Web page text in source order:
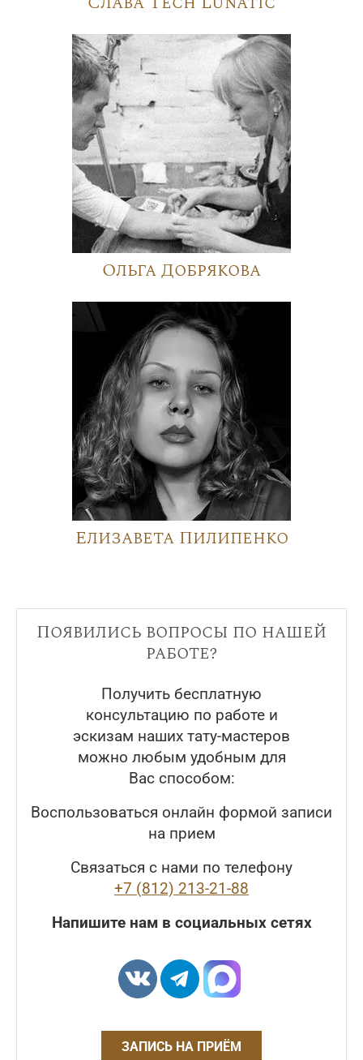
Ольга Добрякова
Елизавета Пилипенко
Появились вопросы по нашей
работе?
Получить бесплатную
консультацию по работе и
эскизам наших тату-мастеров
можно любым удобным для
Вас способом:
Воспользоваться онлайн формой записи
на прием
Связаться с нами по телефону
+7 (812) 213-21-88
Напишите нам в социальных сетях
ЗАПИСЬ НА ПРИЁМ